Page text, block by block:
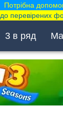
3 в ряд
Потрібна
до перевірених